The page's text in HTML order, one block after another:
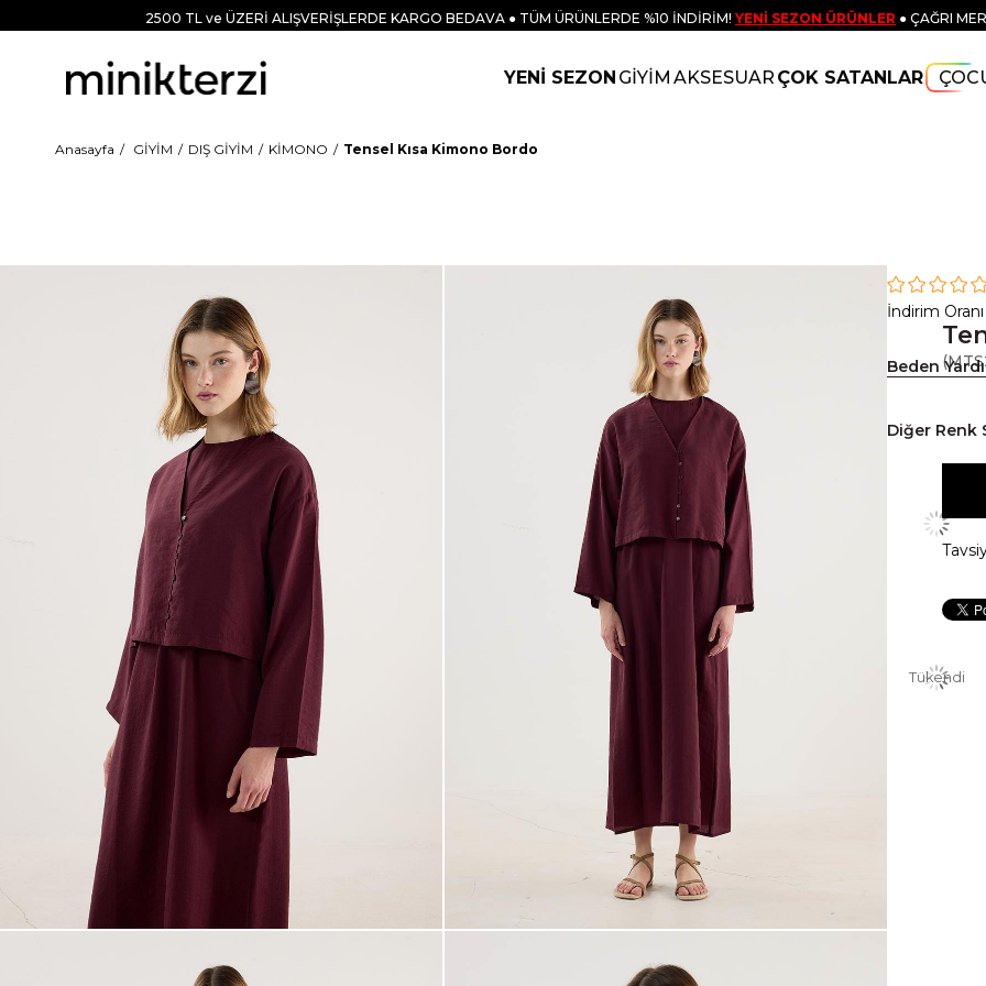
2500 TL ve ÜZERİ ALIŞVERİŞLERDE KARGO BEDAVA ● TÜM ÜRÜNLERDE %10 İNDİRİM! YENİ SEZON ÜRÜNLER ● ÇAĞRI
YENİ SEZON GİYİM AKSESUAR ÇOK SATANLAR
Anasayfa GİYİM DIŞ GİYİM KİMONO
Tensel Kısa Kimono Bordo
İndirim Oranı
Beden
Diğer Renk
Tükendi